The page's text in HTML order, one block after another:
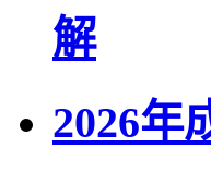
解
2026年